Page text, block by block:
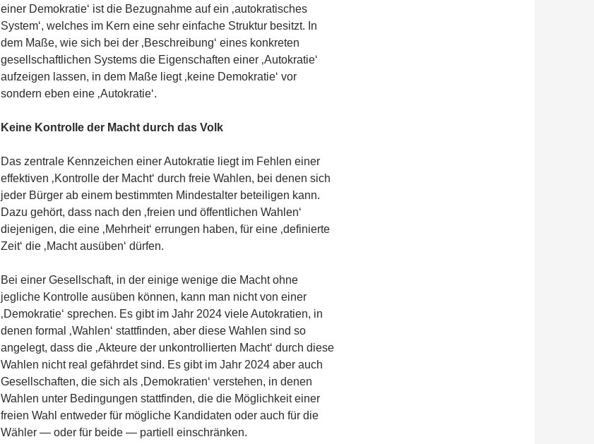
einer Demokratie‘ ist die Bezugnahme auf ein ‚autokratisches
System‘, welches im Kern eine sehr einfache Struktur besitzt. In
dem Maße, wie sich bei der ‚Beschreibung‘ eines konkreten
gesellschaftlichen Systems die Eigenschaften einer ‚Autokratie‘
aufzeigen lassen, in dem Maße liegt ‚keine Demokratie‘ vor
sondern eben eine ‚Autokratie‘.
Keine Kontrolle der Macht durch das Volk
Das zentrale Kennzeichen einer Autokratie liegt im Fehlen einer
effektiven ‚Kontrolle der Macht‘ durch freie Wahlen, bei denen sich
jeder Bürger ab einem bestimmten Mindestalter beteiligen kann.
Dazu gehört, dass nach den ‚freien und öffentlichen Wahlen‘
diejenigen, die eine ‚Mehrheit‘ errungen haben, für eine ‚definierte
Zeit‘ die ‚Macht ausüben‘ dürfen.
Bei einer Gesellschaft, in der einige wenige die Macht ohne
jegliche Kontrolle ausüben können, kann man nicht von einer
‚Demokratie‘ sprechen. Es gibt im Jahr 2024 viele Autokratien, in
denen formal ‚Wahlen‘ stattfinden, aber diese Wahlen sind so
angelegt, dass die ‚Akteure der unkontrollierten Macht‘ durch diese
Wahlen nicht real gefährdet sind. Es gibt im Jahr 2024 aber auch
Gesellschaften, die sich als ‚Demokratien‘ verstehen, in denen
Wahlen unter Bedingungen stattfinden, die die Möglichkeit einer
freien Wahl entweder für mögliche Kandidaten oder auch für die
Wähler — oder für beide — partiell einschränken.